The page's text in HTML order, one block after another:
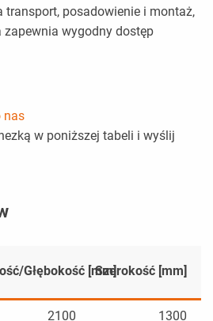
transport, posadowienie i montaż,
zapewnia wygodny dostęp
nas
w poniższej tabeli i wyślij
Głębokość [mm]Szerokość [mm]
2100 1300